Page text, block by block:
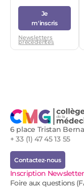
Je
m'inscris
Newsletters
précédentes
6 place Tristan
+ 33 (1) 47 45 13 55
Contactez-nous
Inscription Newsletter
Foire aux questions